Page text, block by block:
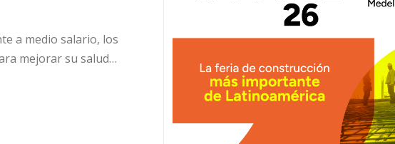
a medio salario, los
mejorar su salud…